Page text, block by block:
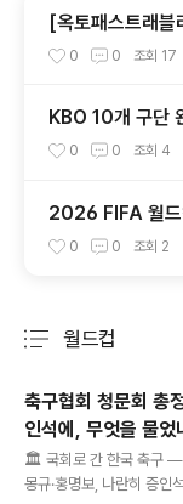
[옥토패스트래
0 0 조회 17
KBO 10개 구단
사·연고지·우승
0 0 조회 4
2026 FIFA 월드
트라이프 스타디
0 0 조회 2
월드컵
축구협회 청문회 총
인석에, 무엇을 물었
🏛️ 국회로 간 한국 축구 —
몽규·홍명보, 나란히 증인